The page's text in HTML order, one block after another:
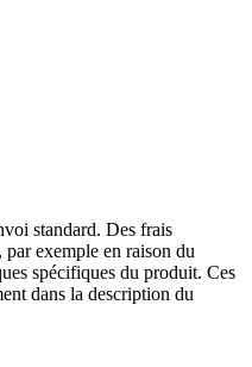
standard. Des frais
exemple en raison du
spécifiques du produit. Ces
dans la description du